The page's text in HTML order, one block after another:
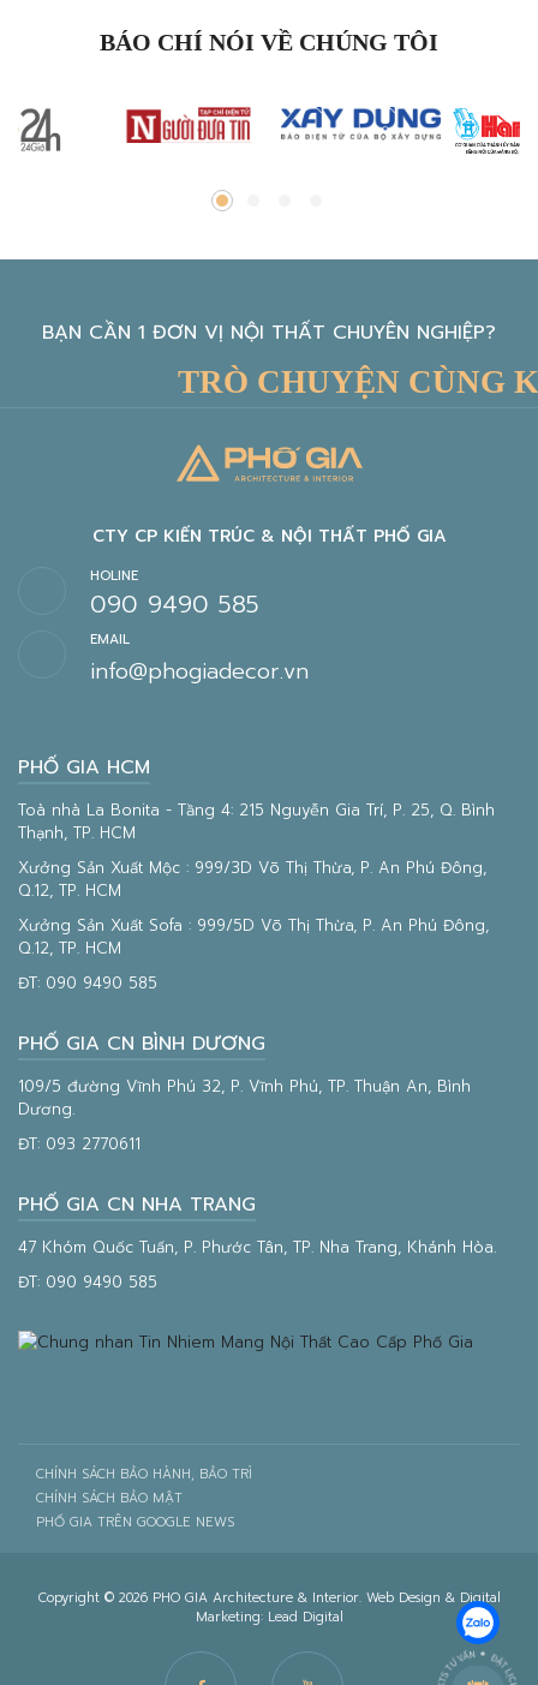
BÁO CHÍ NÓI VỀ CHÚNG TÔI
BẠN CẦN 1 ĐƠN VỊ NỘI THẤT CHUYÊN NGHIỆP?
TRÒ CHUYỆN CÙNG
HOLINE
090 9490 585
CTY CP KIẾN TRÚC & NỘI THẤT PHỐ GIA
EMAIL
info@phogiadecor.vn
PHỐ GIA HCM
Toà nhà La Bonita - Tầng 4: 215 Nguyễn Gia Trí, P. 25, Q. Bình
Thạnh, TP. HCM
Xưởng Sản Xuất Mộc : 999/3D Võ Thị Thừa, P. An Phú Đông,
Q.12, TP. HCM
Xưởng Sản Xuất Sofa : 999/5D Võ Thị Thừa, P. An Phú Đông,
Q.12, TP. HCM
ĐT: 090 9490 585
PHỐ GIA CN BÌNH DƯƠNG
109/5 đường Vĩnh Phú 32, P. Vĩnh Phú, TP. Thuận An, Bình
Dương.
ĐT: 093 2770611
PHỐ GIA CN NHA TRANG
47 Khóm Quốc Tuấn, P. Phước Tân, TP. Nha Trang, Khánh Hòa.
ĐT: 090 9490 585
CHÍNH SÁCH BẢO HÀNH, BẢO TRÌ
CHÍNH SÁCH BẢO MẬT
PHỐ GIA TRÊN GOOGLE NEWS
Copyright © 2026 PHO GIA Architecture & Interior. Web Design & Digital
Marketing: Lead Digital